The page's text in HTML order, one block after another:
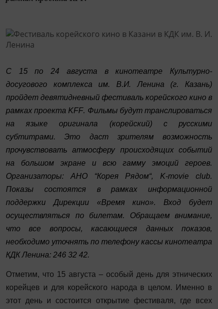
С 15 по 24 августа в кинотеатре Культурно-
досугового комплекса им. В.И. Ленина (г. Казань)
пройдет девятидневный фестиваль корейского кино в
рамках проекта KFF. Фильмы будут транслироваться
на языке оригинала (корейский) с русскими
субтитрами. Это даст зрителям возможность
прочувствовать атмосферу происходящих событий
на большом экране и всю гамму эмоций героев.
Организаторы: АНО “Корея Рядом“, K-movie club.
Показы состоятся в рамках информационной
поддержки Дирекции «Время кино». Вход будет
осуществляться по билетам. Обращаем внимание,
что все вопросы, касающиеся данных показов,
необходимо уточнять по телефону кассы кинотеатра
КДК Ленина: 246 32 42.
Отметим, что 15 августа – особый день для этнических
корейцев и для корейского народа в целом. Именно в
этот день и состоится открытие фестиваля, где всех